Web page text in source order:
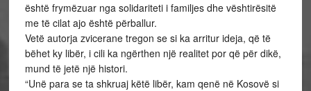
është frymëzuar nga solidariteti i familjes dhe vështirësitë
me të cilat ajo është përballur.
Vetë autorja zvicerane tregon se si ka arritur ideja, që të
bëhet ky libër, i cili ka ngërthen një realitet por që për dikë,
mund të jetë një histori.
“Unë para se ta shkruaj këtë libër, kam qenë në Kosovë si